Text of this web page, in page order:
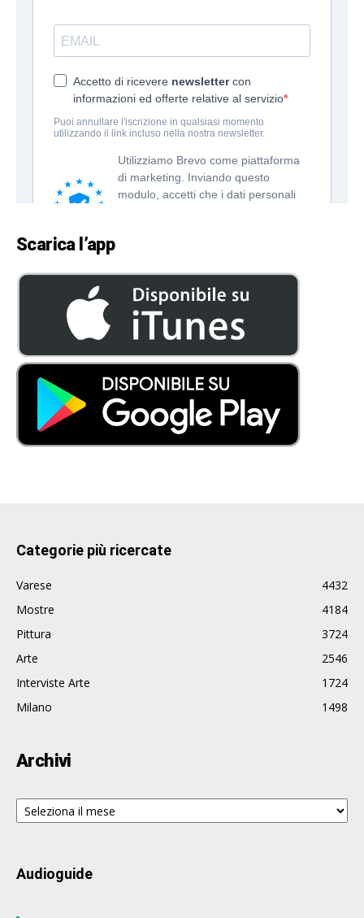
Scarica l’app
Categorie più ricercate
Varese
4432
Mostre
4184
Pittura
3724
Arte
2546
Interviste Arte
1724
Milano
1498
Archivi
Archivi
Audioguide